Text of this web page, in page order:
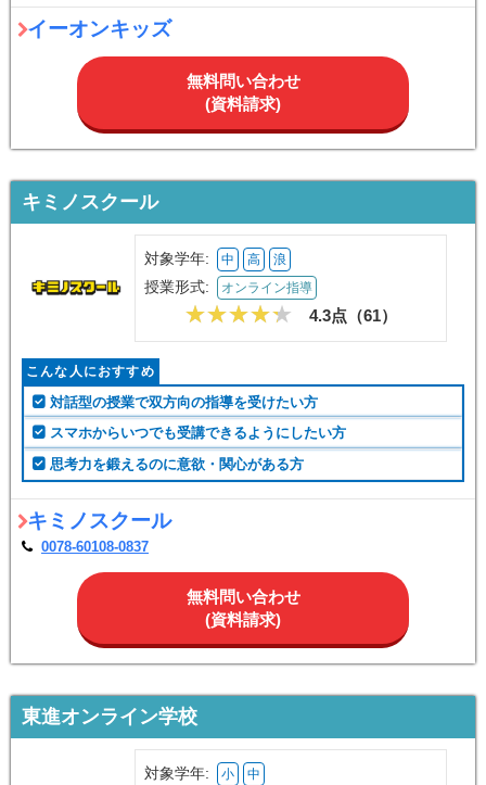
イーオンキッズ
無料問い合わせ
(資料請求)
キミノスクール
対象学年: 中 高 浪
授業形式: オンライン指導
4.3点（61 ）
こんな人におすすめ
対話型の授業で双方向の指導を受けたい方
スマホからいつでも受講できるようにしたい方
思考力を鍛えるのに意欲・関心がある方
キミノスクール
0078-60108-0837
無料問い合わせ
(資料請求)
東進オンライン学校
対象学年: 小 中